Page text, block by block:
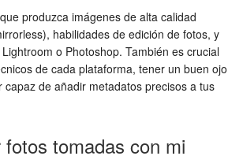
produzca imágenes de alta calidad
habilidades de edición de fotos, y
o Photoshop. También es crucial
de cada plataforma, tener un buen ojo
capaz de añadir metadatos precisos a tus
tomadas con mi